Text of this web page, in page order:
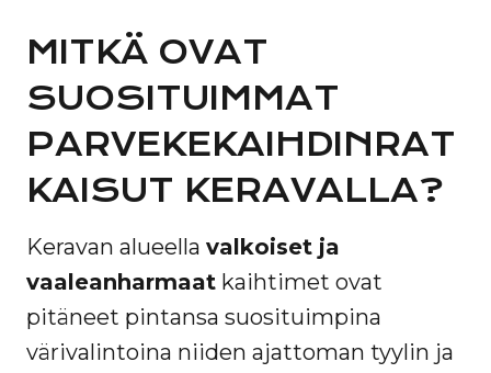
MITKÄ OVAT
SUOSITUIMMAT
PARVEKEKAIHDINRAT
KAISUT KERAVALLA?
Keravan alueella valkoiset ja
vaaleanharmaat kaihtimet ovat
pitäneet pintansa suosituimpina
värivalintoina niiden ajattoman tyylin ja